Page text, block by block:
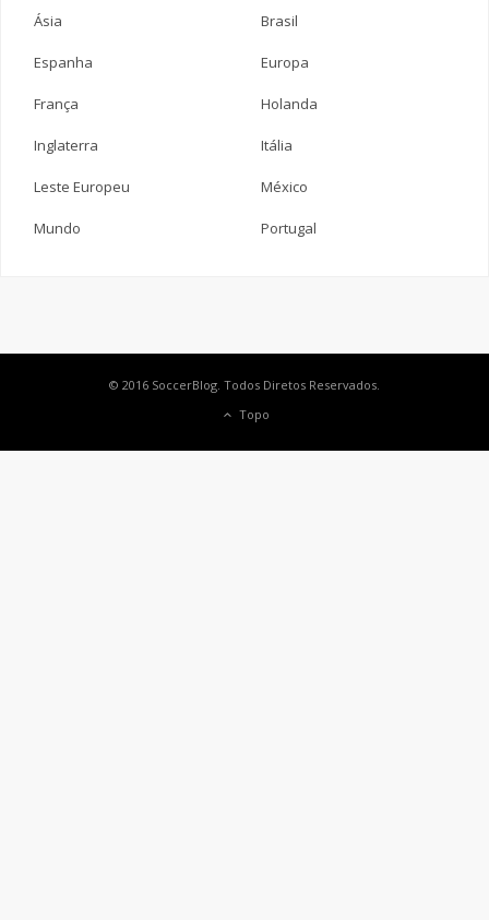
Ásia Brasil
Espanha Europa
França Holanda
Inglaterra Itália
Leste Europeu México
Mundo Portugal
© 2016 SoccerBlog. Todos Diretos Reservados.
Topo